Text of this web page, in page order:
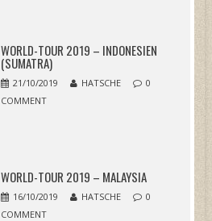
WORLD-TOUR 2019 – INDONESIEN
(SUMATRA)
21/10/2019 HATSCHE
0
COMMENT
WORLD-TOUR 2019 – MALAYSIA
16/10/2019 HATSCHE
0
COMMENT